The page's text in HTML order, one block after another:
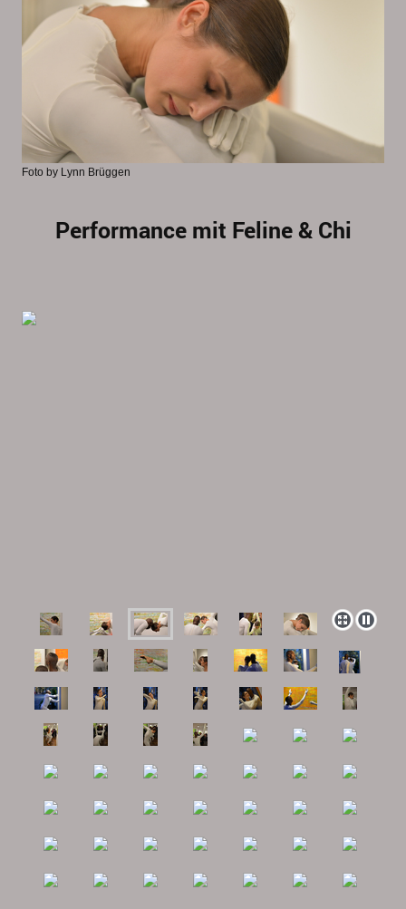
Foto by Lynn Brüggen
Performance mit Feline & Chi